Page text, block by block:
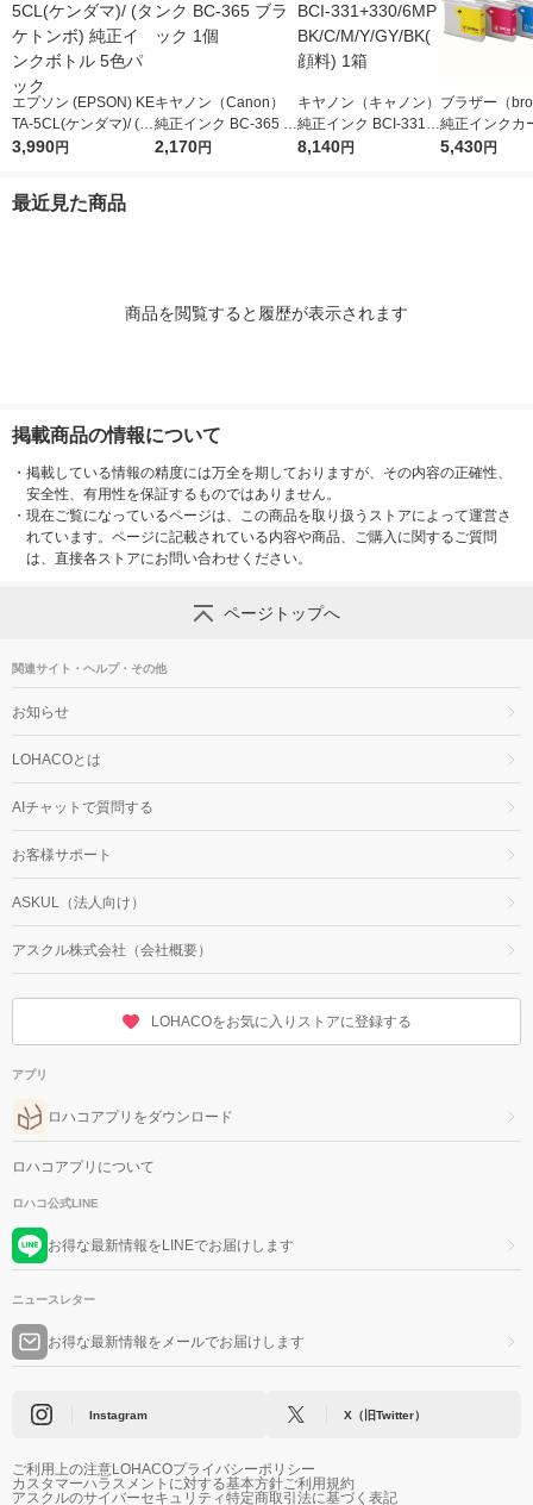
エプソン (EPSON) KE
TA-5CL(ケンダマ)/ (タ
ケトンボ) 純正インク
3,990円
キヤノン（Canon）
純正インク BC-365 ブ
ラック 1個
2,170円
キヤノン（キャノン）
純正インク BCI-331+
330/6MP BK/C/M/Y/G
8,140円
ブラザー（
純正インクカ
ジ LC10-4PK
5,430円
最近見た商品
商品を閲覧すると履歴が表示されます
掲載商品の情報について
・ 掲載している情報の精度には万全を期しておりますが、その内容の正確性、
安全性、有用性を保証するものではありません。
・ 現在ご覧になっているページは、この商品を取り扱うストアによって運営さ
れています。ページに記載されている内容や商品、ご購入に関するご質問
は、直接各ストアにお問い合わせください。
ページトップへ
関連サイト・ヘルプ・その他
お知らせ
LOHACOとは
AIチャットで質問する
お客様サポート
ASKUL（法人向け）
アスクル株式会社（会社概要）
LOHACOをお気に入りストアに登録する
アプリ
ロハコアプリをダウンロード
ロハコアプリについて
ロハコ公式LINE
お得な最新情報をLINEでお届けします
ニュースレター
お得な最新情報をメールでお届けします
Instagram X（旧Twitter）
ご利用上の注意LOHACOプライバシーポリシー
カスタマーハラスメントに対する基本方針ご利用規約
アスクルのサイバーセキュリティ特定商取引法に基づく表記